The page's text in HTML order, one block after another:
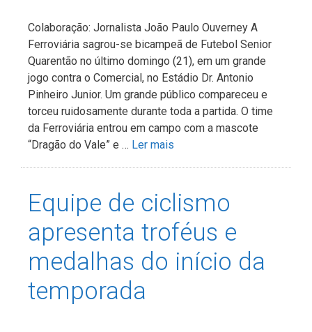
Colaboração: Jornalista João Paulo Ouverney A
Ferroviária sagrou-se bicampeã de Futebol Senior
Quarentão no último domingo (21), em um grande
jogo contra o Comercial, no Estádio Dr. Antonio
Pinheiro Junior. Um grande público compareceu e
torceu ruidosamente durante toda a partida. O time
da Ferroviária entrou em campo com a mascote
“Dragão do Vale” e … Ler mais
Equipe de ciclismo
apresenta troféus e
medalhas do início da
temporada